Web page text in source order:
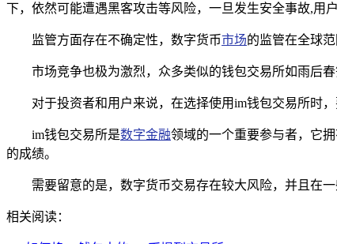
下，依然可能遭遇黑客攻击等风险，一旦发生安全事故,用
监管方面存在不确定性，数字货币市场的监管在全球
市场竞争也极为激烈，众多类似的钱包交易所如雨后
对于投资者和用户来说，在选择使用im钱包交易所时
im钱包交易所是数字金融领域的一个重要参与者，它
的成绩。
需要留意的是，数字货币交易存在较大风险，并且在
相关阅读：